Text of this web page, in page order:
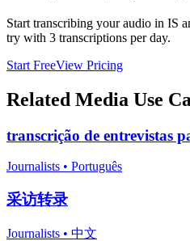
Start transcribing your audio in IS
try with 3 transcriptions per day.
Start FreeView Pricing
Related Media Use
transcrição de entrevistas
Journalists • Português
采访转录
Journalists • 中文